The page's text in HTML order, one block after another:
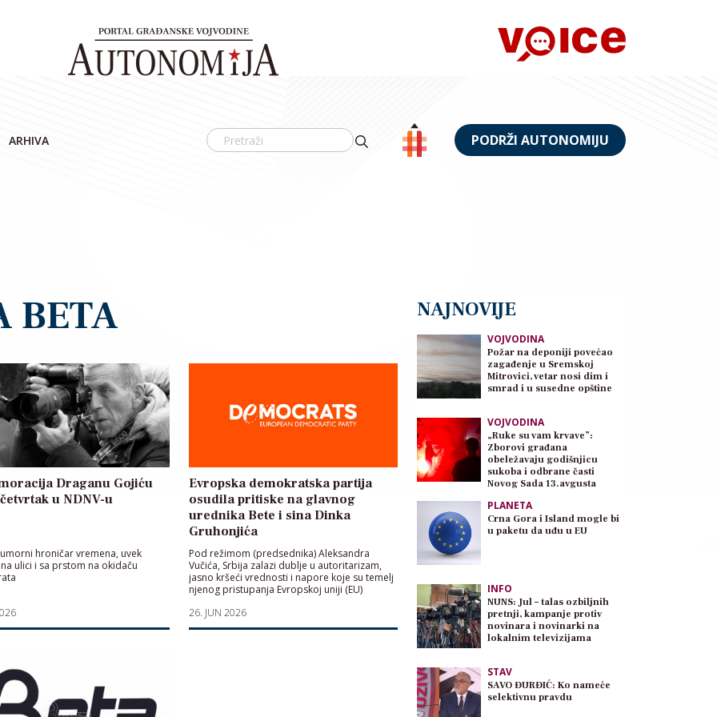
ARHIVA PODRŽI AUTONOMIJU
BETA
Draganu Gojiću
u NDNV-u
hroničar vremena, uvek
ulici i sa prstom na okidaču
Evropska demokratska partija
osudila pritiske na glavnog
urednika Bete i sina Dinka
Gruhonjića
Pod režimom (predsednika) Aleksandra
Vučića, Srbija zalazi dublje u autoritarizam,
jasno kršeći vrednosti i napore koje su temelj
njenog pristupanja Evropskoj uniji (EU)
26. JUN 2026
NAJNOVIJE
VOJVODINA
Požar na deponiji povećao
zagađenje u Sremskoj
Mitrovici, vetar nosi dim i
smrad i u susedne opštine
VOJVODINA
„Ruke su vam krvave”:
Zborovi građana
obeležavaju godišnjicu
sukoba i odbrane časti
Novog Sada 13.avgusta
PLANETA
Crna Gora i Island mogle bi
u paketu da uđu u EU
INFO
NUNS: Jul – talas ozbiljnih
pretnji, kampanje protiv
novinara i novinarki na
lokalnim televizijama
STAV
SAVO ĐURĐIĆ: Ko nameće
selektivnu pravdu